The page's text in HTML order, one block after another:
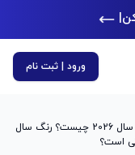
ورود | ثبت نام
کد رنگ ترند سال 2026 چیست؟ رنگ سال